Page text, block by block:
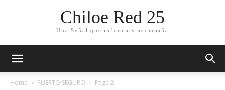
Chiloe Red 25
Una Señal que informa y acompaña
Home PUERTO SEGURO Page 2